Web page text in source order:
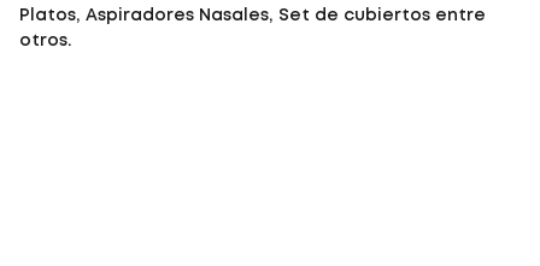
Platos, Aspiradores Nasales, Set de cubiertos entre
otros.